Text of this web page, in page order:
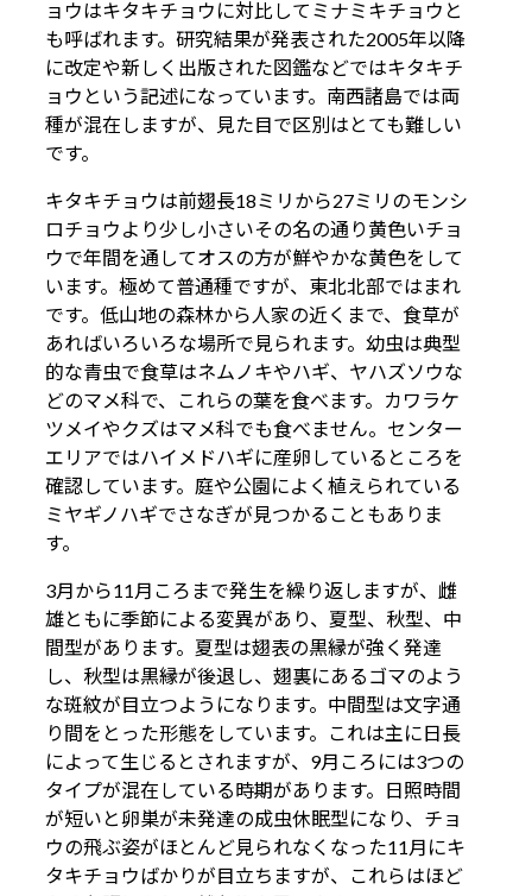
ョウはキタキチョウに対比してミナミキチョウと
も呼ばれます。研究結果が発表された2005年以降
に改定や新しく出版された図鑑などではキタキチ
ョウという記述になっています。南西諸島では両
種が混在しますが、見た目で区別はとても難しい
です。
キタキチョウは前翅長18ミリから27ミリのモンシ
ロチョウより少し小さいその名の通り黄色いチョ
ウで年間を通してオスの方が鮮やかな黄色をして
います。極めて普通種ですが、東北北部ではまれ
です。低山地の森林から人家の近くまで、食草が
あればいろいろな場所で見られます。幼虫は典型
的な青虫で食草はネムノキやハギ、ヤハズソウな
どのマメ科で、これらの葉を食べます。カワラケ
ツメイやクズはマメ科でも食べません。センター
エリアではハイメドハギに産卵しているところを
確認しています。庭や公園によく植えられている
ミヤギノハギでさなぎが見つかることもありま
す。
3月から11月ころまで発生を繰り返しますが、雌
雄ともに季節による変異があり、夏型、秋型、中
間型があります。夏型は翅表の黒縁が強く発達
し、秋型は黒縁が後退し、翅裏にあるゴマのよう
な斑紋が目立つようになります。中間型は文字通
り間をとった形態をしています。これは主に日長
によって生じるとされますが、9月ころには3つの
タイプが混在している時期があります。日照時間
が短いと卵巣が未発達の成虫休眠型になり、チョ
ウの飛ぶ姿がほとんど見られなくなった11月にキ
タキチョウばかりが目立ちますが、これらはほど